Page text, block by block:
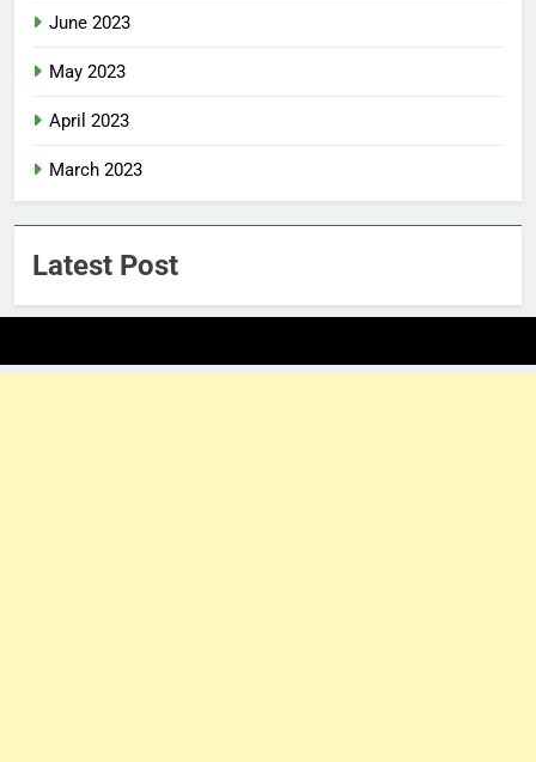
June 2023
May 2023
April 2023
March 2023
Latest Post